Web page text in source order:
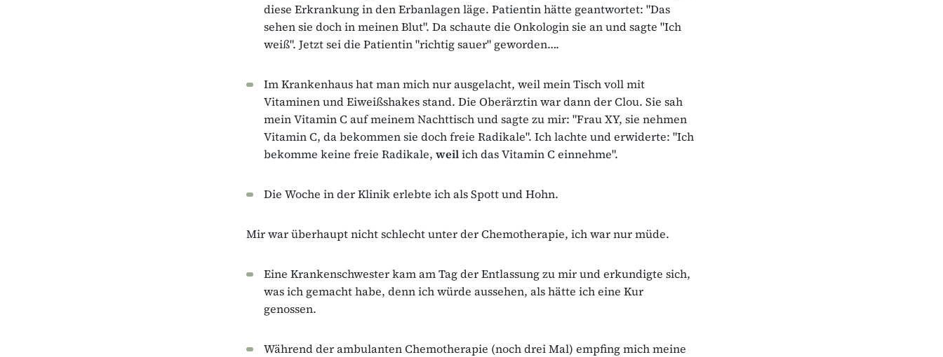
diese Erkrankung in den Erbanlagen läge. Patientin hätte geantwortet: "Das
sehen sie doch in meinen Blut". Da schaute die Onkologin sie an und sagte "Ich
weiß". Jetzt sei die Patientin "richtig sauer" geworden….
Im Krankenhaus hat man mich nur ausgelacht, weil mein Tisch voll mit
Vitaminen und Eiweißshakes stand. Die Oberärztin war dann der Clou. Sie sah
mein Vitamin C auf meinem Nachttisch und sagte zu mir: "Frau XY, sie nehmen
Vitamin C, da bekommen sie doch freie Radikale". Ich lachte und erwiderte: "Ich
bekomme keine freie Radikale, weilich das Vitamin C einnehme".
Die Woche in der Klinik erlebte ich als Spott und Hohn.
Mir war überhaupt nicht schlecht unter der Chemotherapie, ich war nur müde.
Eine Krankenschwester kam am Tag der Entlassung zu mir und erkundigte sich,
was ich gemacht habe, denn ich würde aussehen, als hätte ich eine Kur
genossen.
Während der ambulanten Chemotherapie (noch drei Mal) empfing mich meine